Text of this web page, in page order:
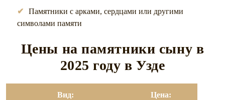
Памятники с арками, сердцами или другими
символами памяти
Цены на памятники сыну в
2025 году в Узде
Вид: Цена: